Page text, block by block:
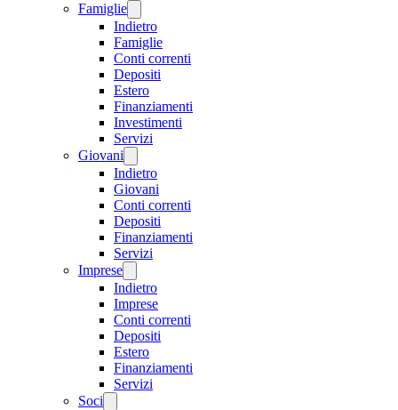
Famiglie
Indietro
Famiglie
Conti correnti
Depositi
Estero
Finanziamenti
Investimenti
Servizi
Giovani
Indietro
Giovani
Conti correnti
Depositi
Finanziamenti
Servizi
Imprese
Indietro
Imprese
Conti correnti
Depositi
Estero
Finanziamenti
Servizi
Soci